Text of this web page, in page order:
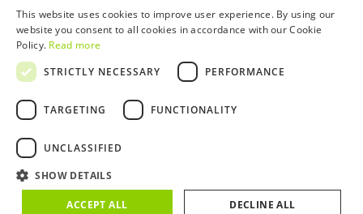
Noticias
Restaurantes
Tarjeta WOW
Grupos y eventos
Servicio educativo
Política de privacidad y cookies
Trabaja con nosotros
Libro de reclamaciones
© 2026
WOW
ENGLISH
This website uses cookies to improve user experience. By using our
website you consent to all cookies in accordance with our Cookie
Policy. Read more
STRICTLY NECESSARY
PERFORMANCE
TARGETING FUNCTIONALITY
UNCLASSIFIED
SHOW DETAILS
ACCEPT ALL DECLINE ALL